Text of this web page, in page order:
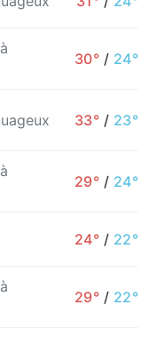
30° / 24°
33° / 23°
29° / 24°
24° / 22°
29° / 22°